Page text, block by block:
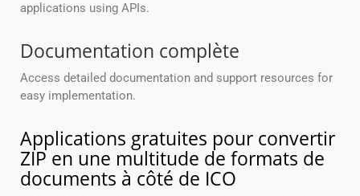
applications using APIs.
Documentation complète
Access detailed documentation and support resources for
easy implementation.
Applications gratuites pour convertir
ZIP en une multitude de formats de
documents à côté de ICO